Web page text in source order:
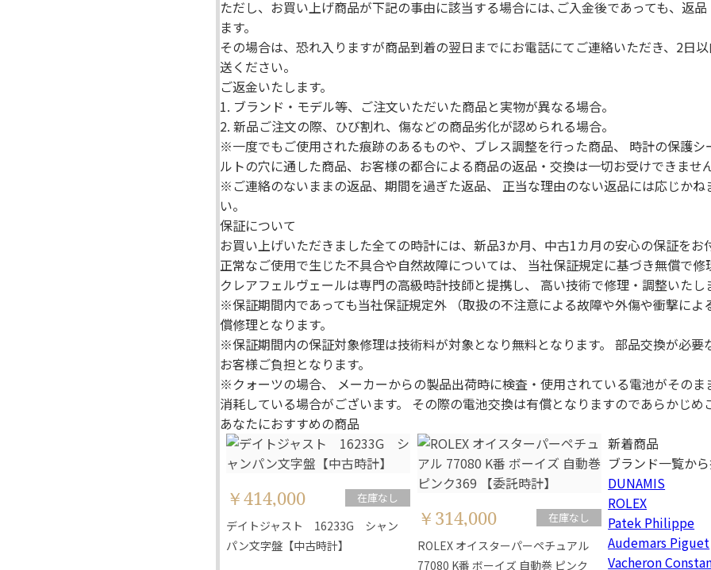
ただし、お買い上げ商品が下記の事由に該当する場合には､ご入金後であっても、返
ます。
その場合は、恐れ入りますが商品到着の翌日までにお電話にてご連絡いただき、2日
送ください。
ご返金いたします。
1. ブランド・モデル等、ご注文いただいた商品と実物が異なる場合。
2. 新品ご注文の際、ひび割れ、傷などの商品劣化が認められる場合。
※一度でもご使用された痕跡のあるものや、ブレス調整を行った商品、 時計の保護シ
ルトの穴に通した商品、お客様の都合による商品の返品・交換は一切お受けできませ
※ご連絡のないままの返品、期間を過ぎた返品、 正当な理由のない返品には応じかね
い。
保証について
お買い上げいただきました全ての時計には、新品3か月、中古1カ月の安心の保証をお
正常なご使用で生じた不具合や自然故障については、 当社保証規定に基づき無償で修
クレアフェルヴェールは専門の高級時計技師と提携し、 高い技術で修理・調整いたし
※保証期間内であっても当社保証規定外 （取扱の不注意による故障や外傷や衝撃によ
償修理となります。
※保証期間内の保証対象修理は技術料が対象となり無料となります。 部品交換が必要
お客様ご負担となります。
※クォーツの場合、 メーカーからの製品出荷時に検査・使用されている電池がそのま
消耗している場合がございます。 その際の電池交換は有償となりますのであらかじめ
あなたにおすすめの商品
在庫なし
￥414,000
デイトジャスト 16233G シャン
パン文字盤【中古時計】
在庫なし
￥314,000
ROLEX オイスターパーペチュアル
77080 K番 ボーイズ 自動巻 ピンク
新着商品
ブランド一覧か
DUNAMIS
ROLEX
Patek Philippe
Audemars Piguet
Vacheron